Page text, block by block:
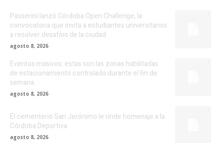
Passerini lanzó Córdoba Open Challenge, la
convocatoria que invita a estudiantes universitarios
a resolver desafíos de la ciudad
agosto 8, 2026
Eventos masivos: estas son las zonas habilitadas
de estacionamiento controlado durante el fin de
semana
agosto 8, 2026
El cementerio San Jerónimo le rinde homenaje a la
Córdoba Deportiva
agosto 8, 2026